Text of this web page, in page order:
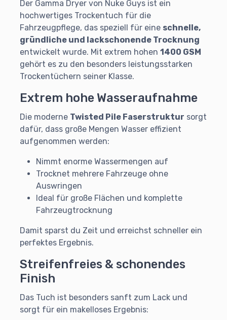
Der Gamma Dryer von Nuke Guys ist ein
hochwertiges Trockentuch für die
Fahrzeugpflege, das speziell für eine schnelle,
gründliche und lackschonende Trocknung
entwickelt wurde. Mit extrem hohen 1400 GSM
gehört es zu den besonders leistungsstarken
Trockentüchern seiner Klasse.
Extrem hohe Wasseraufnahme
Die moderne Twisted Pile Faserstruktur sorgt
dafür, dass große Mengen Wasser effizient
aufgenommen werden:
Nimmt enorme Wassermengen auf
Trocknet mehrere Fahrzeuge ohne
Auswringen
Ideal für große Flächen und komplette
Fahrzeugtrocknung
Damit sparst du Zeit und erreichst schneller ein
perfektes Ergebnis.
Streifenfreies & schonendes
Finish
Das Tuch ist besonders sanft zum Lack und
sorgt für ein makelloses Ergebnis: